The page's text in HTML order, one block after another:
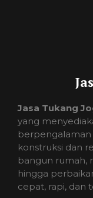
Jasa Tukang
yang
konstruksi dan
bangun rumah,
hingga
cepat, rapi, dan